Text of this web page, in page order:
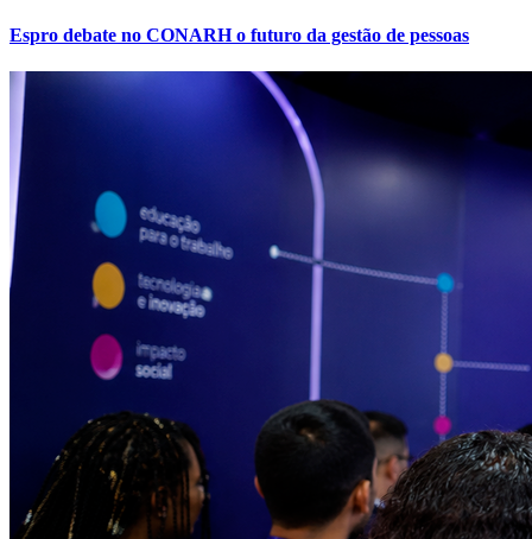
Bahia
Espro debate no CONARH o futuro da gestão de pessoas